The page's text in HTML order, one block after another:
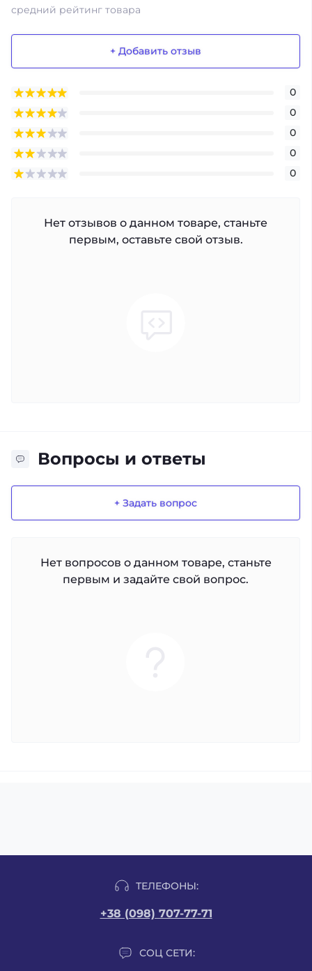
средний рейтинг товара
+ Добавить отзыв
0
0
0
0
0
Нет отзывов о данном товаре, станьте
первым, оставьте свой отзыв.
Вопросы и ответы
+ Задать вопрос
Нет вопросов о данном товаре, станьте
первым и задайте свой вопрос.
ТЕЛЕФОНЫ:
+38 (098) 707-77-71
СОЦ СЕТИ: